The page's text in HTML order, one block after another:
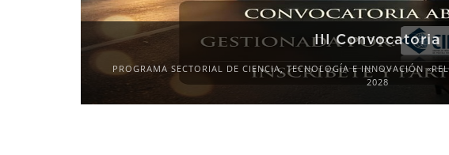
III Convocatoria
PROGRAMA SECTORIAL DE CIENCIA, TECNOLOGÍA E INNOVACIÓN
2028